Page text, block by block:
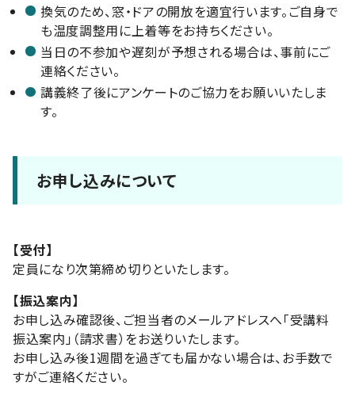
換気のため、窓・ドアの開放を適宜行います。ご自身で
も温度調整用に上着等をお持ちください。
当日の不参加や遅刻が予想される場合は、事前にご
連絡ください。
講義終了後にアンケートのご協力をお願いいたしま
す。
お申し込みについて
【受付】
定員になり次第締め切りといたします。
【振込案内】
お申し込み確認後、ご担当者のメールアドレスへ「受講料
振込案内」（請求書）をお送りいたします。
お申し込み後1週間を過ぎても届かない場合は、お手数で
すがご連絡ください。